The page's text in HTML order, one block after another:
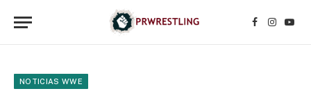
Facebook
NOTICIAS WWE